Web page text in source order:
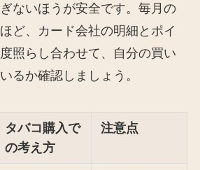
ないほうが安全です。毎月の
ど、カード会社の明細とポイ
照らし合わせて、自分の買い
るか確認しましょう。
タバコ購入で
の考え方
注意点